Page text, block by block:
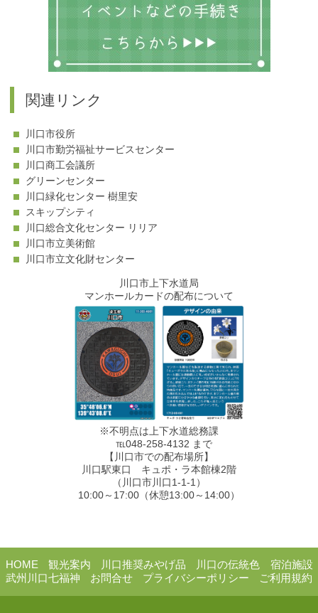
関連リンク
川口市役所
川口市勤労福祉サービスセンター
川口商工会議所
グリーンセンター
川口緑化センター 樹里安
スキップシティ
川口総合文化センター リリア
川口市立美術館
川口市立文化財センター
川口市上下水道局
マンホールカードの配布について
※不明点は上下水道総務課
℡048-258-4132 まで
【川口市での配布場所】
川口駅東口 キュポ・ラ本館棟2階
（川口市川口1-1-1）
10:00～17:00（休憩13:00～14:00）
HOME 観光案内 川口推奨みやげ品 川口の伝統色
宿泊施設
武州川口七福神
お問合せ プライバシーポリシー ご利用規約